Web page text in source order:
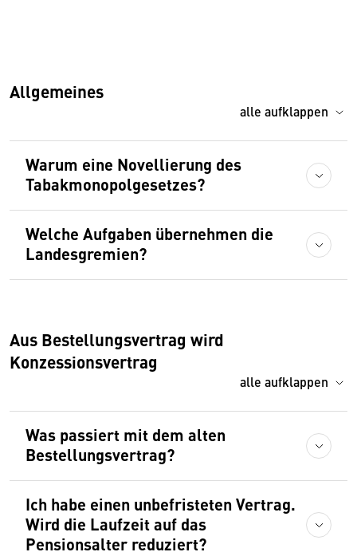
Allgemeines
alle aufklappen
Warum eine Novellierung des
Tabakmonopolgesetzes?
Welche Aufgaben übernehmen die
Landesgremien?
Aus Bestellungsvertrag wird
Konzessionsvertrag
alle aufklappen
Was passiert mit dem alten
Bestellungsvertrag?
Ich habe einen unbefristeten Vertrag.
Wird die Laufzeit auf das
Pensionsalter reduziert?